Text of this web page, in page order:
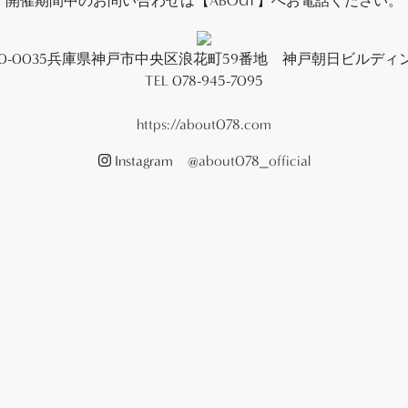
0035兵庫県神戸市中央区浪花町59番地 神戸朝日ビルディ
TEL 078-945-7095
https://about078.com
Instagram @about078_official